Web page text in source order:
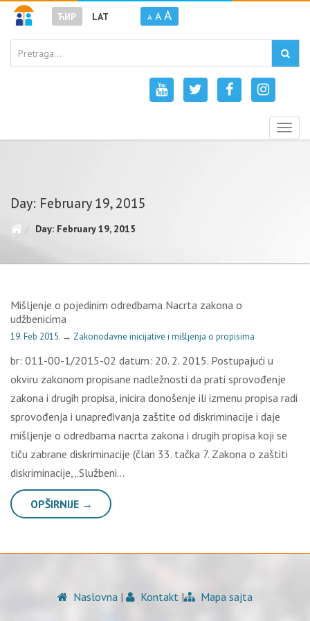
ЋИР LAT A A A
Day: February 19, 2015
Day: February 19, 2015
Mišljenje o pojedinim odredbama Nacrta zakona o
udžbenicima
19. Feb 2015. → Zakonodavne inicijative i mišljenja o propisima
br: 011-00-1/2015-02 datum: 20. 2. 2015. Postupajući u
okviru zakonom propisane nadležnosti da prati sprovođenje
zakona i drugih propisa, inicira donošenje ili izmenu propisa radi
sprovođenja i unapređivanja zaštite od diskriminacije i daje
mišljenje o odredbama nacrta zakona i drugih propisa koji se
tiču zabrane diskriminacije (član 33. tačka 7. Zakona o zaštiti
diskriminacije, „Službeni…
OPŠIRNIJE →
Naslovna | Kontakt | Mapa sajta